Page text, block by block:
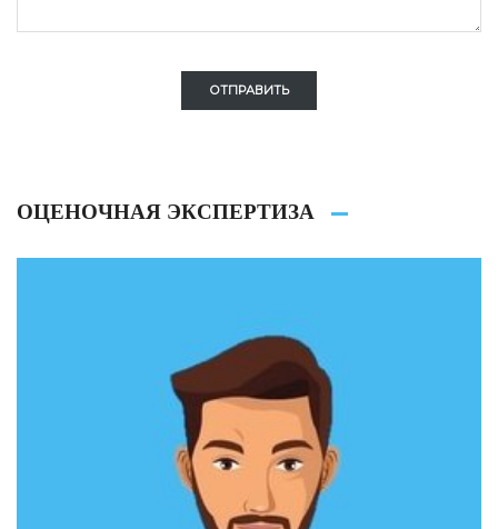
ОТПРАВИТЬ
ОЦЕНОЧНАЯ ЭКСПЕРТИЗА